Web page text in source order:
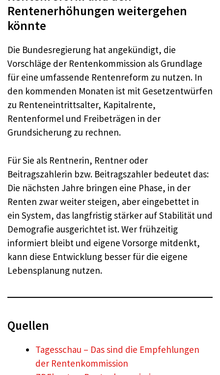
Rentenerhöhungen weitergehen
könnte
Die Bundesregierung hat angekündigt, die
Vorschläge der Rentenkommission als Grundlage
für eine umfassende Rentenreform zu nutzen. In
den kommenden Monaten ist mit Gesetzentwürfen
zu Renteneintrittsalter, Kapitalrente,
Rentenformel und Freibeträgen in der
Grundsicherung zu rechnen.
Für Sie als Rentnerin, Rentner oder
Beitragszahlerin bzw. Beitragszahler bedeutet das:
Die nächsten Jahre bringen eine Phase, in der
Renten zwar weiter steigen, aber eingebettet in
ein System, das langfristig stärker auf Stabilität und
Demografie ausgerichtet ist. Wer frühzeitig
informiert bleibt und eigene Vorsorge mitdenkt,
kann diese Entwicklung besser für die eigene
Lebensplanung nutzen.
Quellen
Tagesschau – Das sind die Empfehlungen
der Rentenkommission